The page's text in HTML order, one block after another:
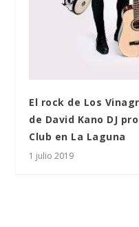
El rock de Los
de David Kano DJ
Club en La Laguna
1 julio 2019